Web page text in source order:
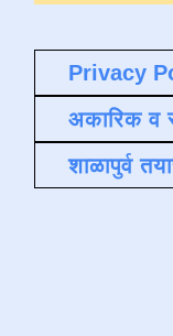
Privacy
अकारिक व
शाळापुर्व